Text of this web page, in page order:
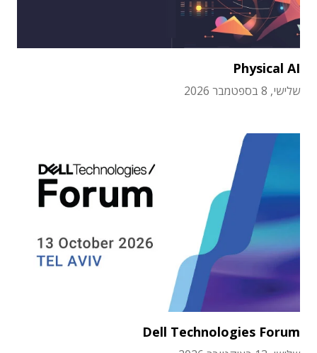
Physical AI
שלישי, 8 בספטמבר 2026
Dell Technologies Forum